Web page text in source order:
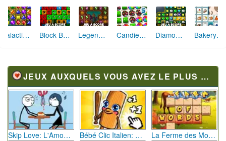
Galactic Gems 2 Accelerated Block Blaster Legends of Aladdin Candies Crush Diamond Valley 2 Bakery Connection
JEUX AUXQUELS VOUS AVEZ LE PLUS JOUÉ
Skip Love: L'Amour en Péril Bébé Clic Italien: La Folie des Petits Bambins La Ferme des Mots - Cultivez votre Vocabulaire